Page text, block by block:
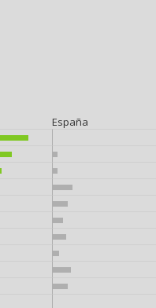
España